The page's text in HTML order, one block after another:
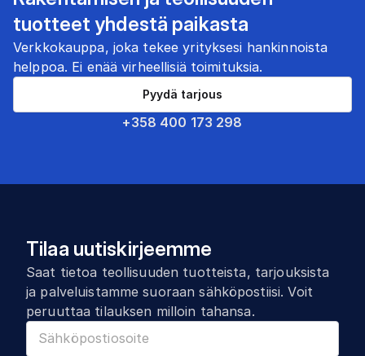
tuotteet yhdestä paikasta
Verkkokauppa, joka tekee yrityksesi hankinnoista
helppoa. Ei enää virheellisiä toimituksia.
+358 400 173 298
Pyydä tarjous
Tilaa uutiskirjeemme
Saat tietoa teollisuuden tuotteista, tarjouksista
ja palveluistamme suoraan sähköpostiisi. Voit
peruuttaa tilauksen milloin tahansa.